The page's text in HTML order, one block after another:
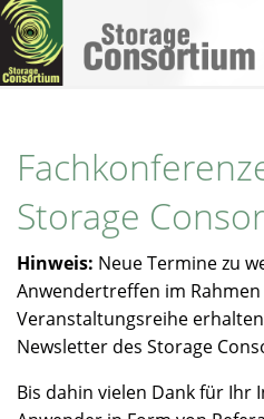
Direkt
zum
Inhalt
Storage
Hinweis: Neue Termine zu
Anwendertreffen im
Veranstaltungsreihe
Newsletter des Storage
Bis dahin vielen Dank für Ihr